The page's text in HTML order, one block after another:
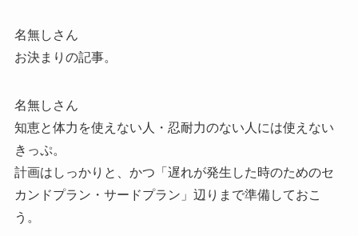
名無しさん
お決まりの記事。
名無しさん
知恵と体力を使えない人・忍耐力のない人には使えない
きっぷ。
計画はしっかりと、かつ「遅れが発生した時のためのセ
カンドプラン・サードプラン」辺りまで準備しておこ
う。